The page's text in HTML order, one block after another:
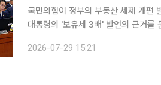
국민의힘이 정부의 부동산 세제 개편
대통령의 '보유세 3배' 발언의 근거를
대통령의 '보유세 3배' 발언을 거론하
2026-07-29 15:21